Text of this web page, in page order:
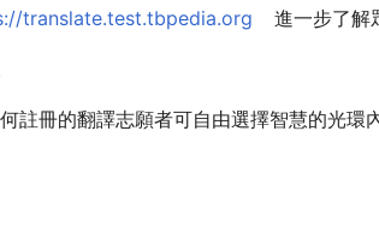
translate.test.tbpedia.org 進一步了解
冊的翻譯志願者可自由選擇智慧的光環